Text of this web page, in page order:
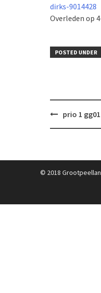
dirks-9014428
Overleden op
POSTED UNDER
Post
navigation
prio 1
© 2018